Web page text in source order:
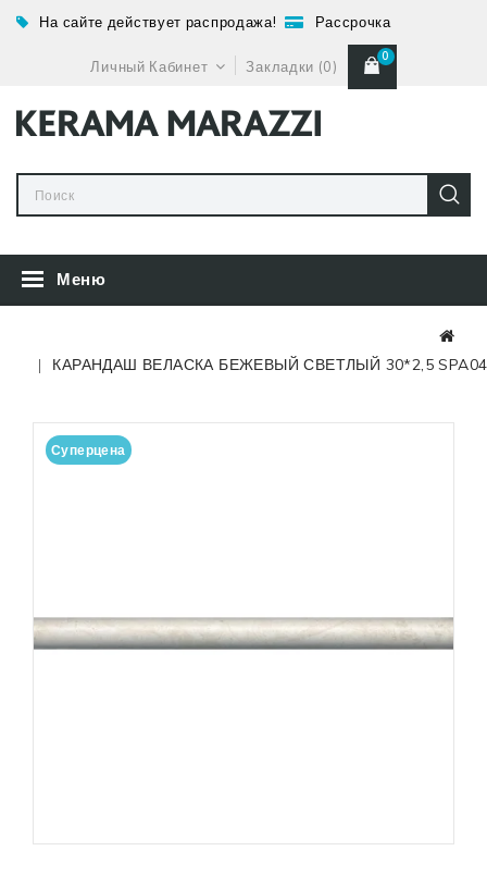
На сайте действует распродажа! Рассрочка
Личный Кабинет Закладки (0)
0
Меню
КАРАНДАШ ВЕЛАСКА БЕЖЕВЫЙ СВЕТЛЫЙ 30*2,5
Суперцена